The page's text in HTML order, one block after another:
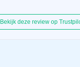
Bekijk deze review op